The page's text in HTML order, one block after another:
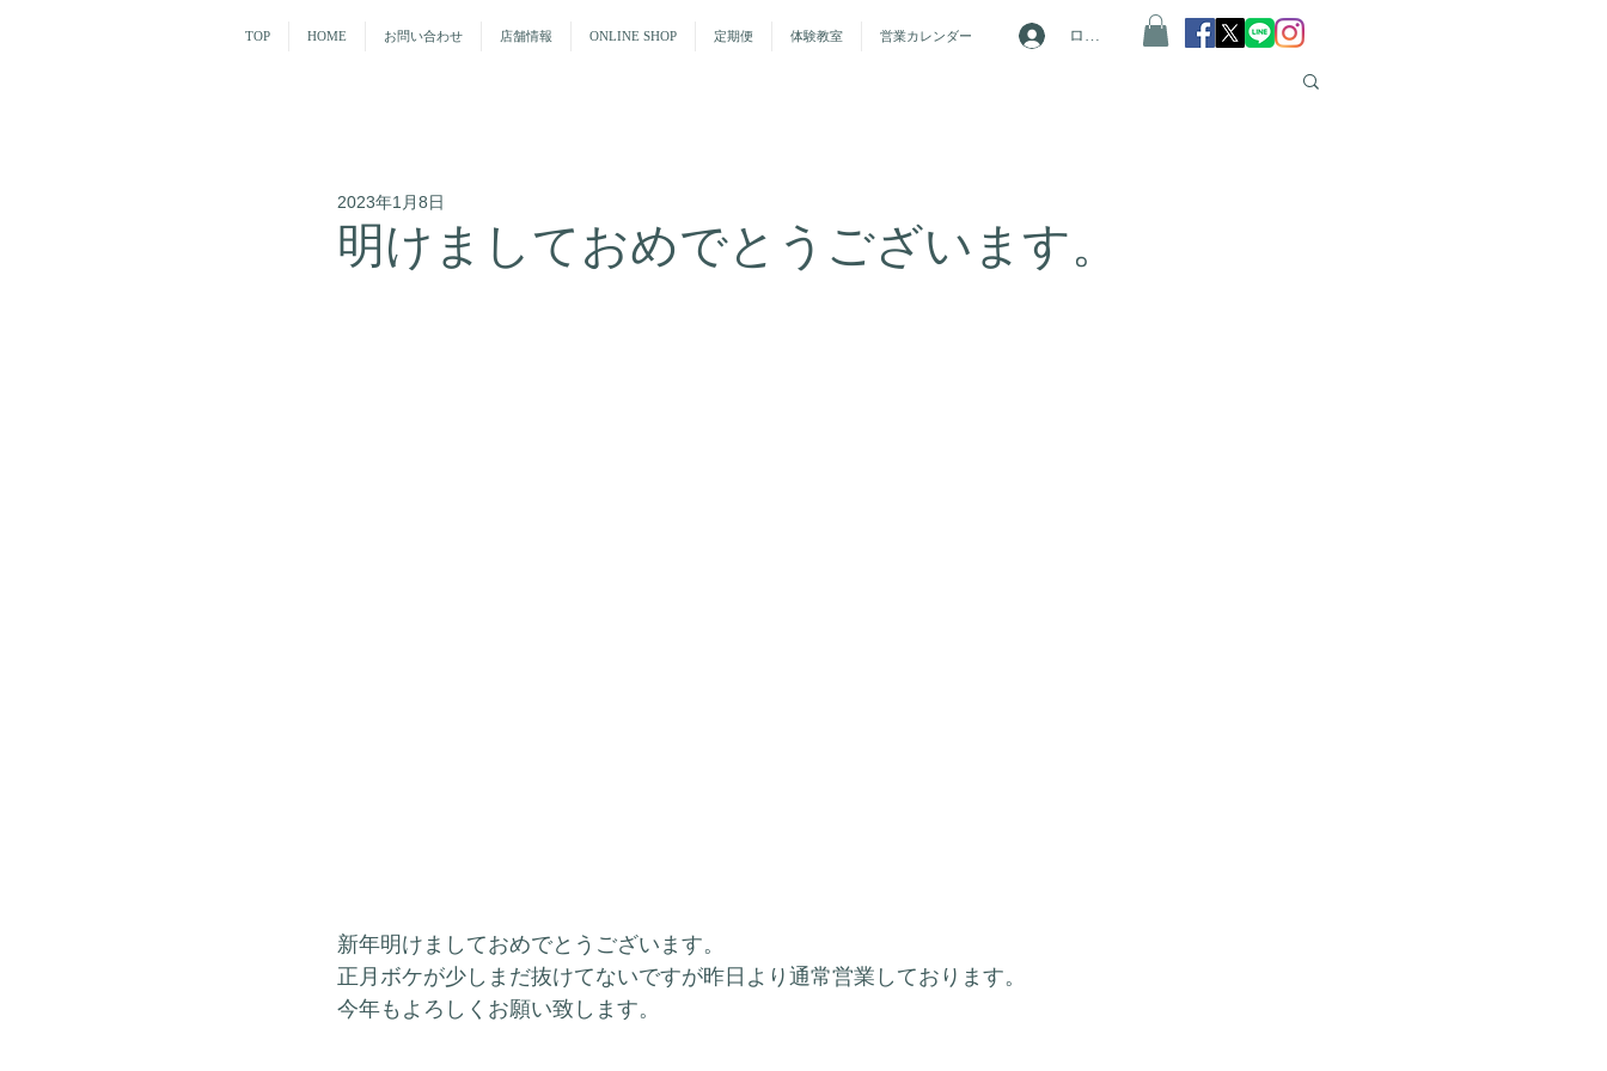
TOP HOME お問い合わせ 店舗情報 ONLINE SHOP 定期便 体験教室 営業カレンダー ログイン
明けましておめでとうございます。
2023年1月8日
新年明けましておめでとうございます。
正月ボケが少しまだ抜けてないですが昨日より通常営業しております。
今年もよろしくお願い致します。